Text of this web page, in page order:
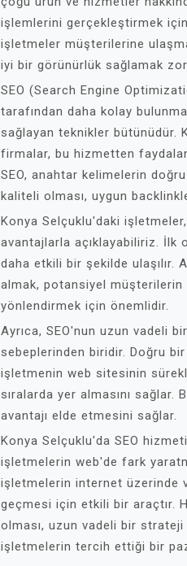
işlemlerini gerçekleştirmek
işletmeler müşterilerine
iyi bir görünürlük sağlamak
SEO (Search Engine
tarafından daha kolay
sağlayan teknikler bütünüdür.
firmalar, bu hizmetten
SEO, anahtar kelimelerin
kaliteli olması, uygun
Konya Selçuklu'daki
avantajlarla açıklayabiliriz. İlk
daha etkili bir şekilde ulaşılır.
almak, potansiyel
yönlendirmek için önemlidir.
Ayrıca, SEO'nun uzun vadeli
sebeplerinden biridir. Doğru bir
işletmenin web sitesinin
sıralarda yer almasını
avantajı elde etmesini sağlar.
Konya Selçuklu'da SEO
işletmelerin web'de fark
işletmelerin internet üzerinde
geçmesi için etkili bir araçtır.
olması, uzun vadeli bir strateji
işletmelerin tercih ettiği bir